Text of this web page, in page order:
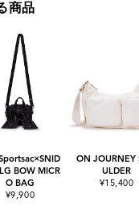
商品
BOW MICR
O BAG
¥9,900
ON JOURNEY
ULDER
¥15,400